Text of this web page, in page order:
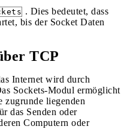
. Dies bedeutet, dass
bis der Socket Daten
TCP
Internet wird durch
Sockets-Modul ermöglicht
liegenden
das Senden oder
Computern oder